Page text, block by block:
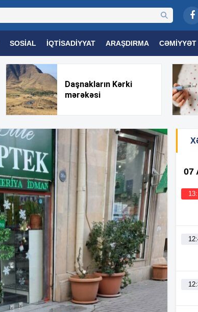
SOSIAL İQTISADIYYAT ARAŞDIRMA CƏMIYYƏT
TƏHSIL SAĞLAMLIQ
Daşnakların Kərki
mərəkəsi
07